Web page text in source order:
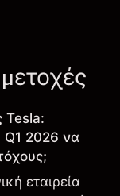
Tesla:
2026 να
εταιρεία